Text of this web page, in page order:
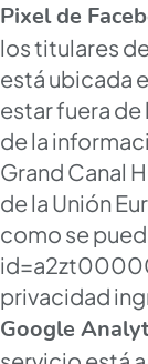
Pixel de
los titulares
está ubicada
estar fuera
de la
Grand Canal
de la Unión
como se
privacidad
Google